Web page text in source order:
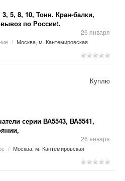
5, 8, 10, Тонн. Кран-балки,
по России!.
26 января
/ Москва, м. Кантемировская
серии ВА5543, ВА5541,
26 января
/ Москва, м. Кантемировская
Куплю